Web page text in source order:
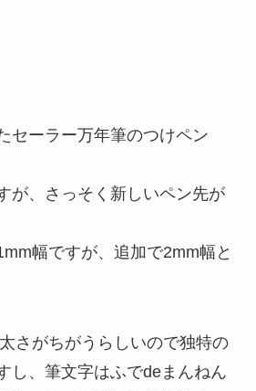
セーラー万年筆のつけペン
が、さっそく新しいペン先が
幅ですが、追加で2mm幅と
さがちがうらしいので独特の
し、筆文字はふでdeまんねん